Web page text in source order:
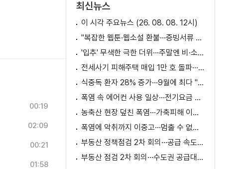
00:19
02:09
00:21
01:58
최신뉴스
이 시각 주요뉴스 (26. 08. 08. 12시)
"복잡한 웹툰·웹소설 환불···증빙서류 요구까지"
'입추' 무색한 극한 더위···주말엔 비·소나기
전세사기 피해주택 매입 1만 호 돌파···피해 지원 속도
식중독 환자 28% 증가···9월에 최다 "입추 방심 금물"
폭염 속 에어컨 사용 일상···전기요금 줄이려면?
농축산 현장 덮친 폭염···가축피해 이틀 새 28만 마리↑
폭염에 악취까지 이중고···멈출 수 없는 필수노동
부동산 정책점검 2차 회의···공급 속도전 본격화하나
부동산 점검 2차 회의···수도권 공급대책 논의